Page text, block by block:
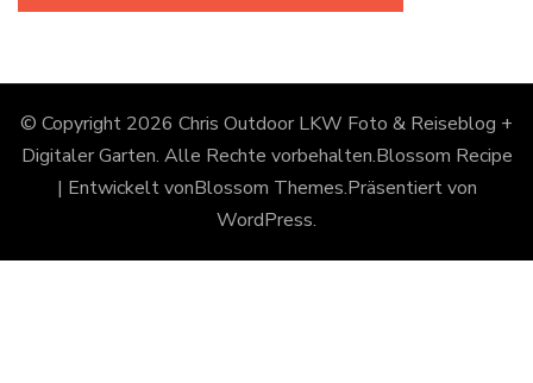
© Copyright 2026 Chris Outdoor LKW Foto & Reiseblog +
Digitaler Garten. Alle Rechte vorbehalten.Blossom Recipe
| Entwickelt vonBlossom Themes.Präsentiert von
WordPress.